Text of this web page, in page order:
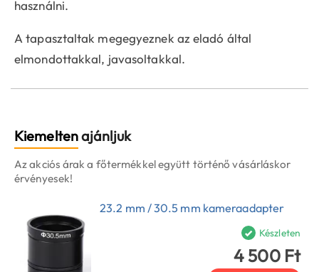
használni.
A tapasztaltak megegyeznek az eladó által
elmondottakkal, javasoltakkal.
Kiemeltenajánljuk
Az akciós árak a főtermékkel együtt történő vásárláskor
érvényesek!
23.2 mm / 30.5 mm kameraadapter
Készleten
4 500 Ft